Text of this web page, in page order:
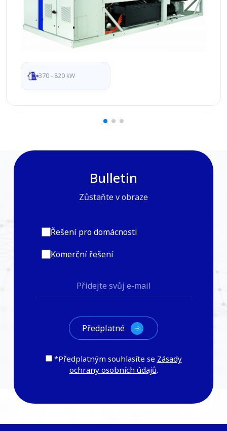
370 - 820 kW
Bulletin
Zůstaňte v obraze
Řešení pro domácnosti
Komerční řešení
*Předplatným souhlasíte se Zásady
ochrany osobních údajů.